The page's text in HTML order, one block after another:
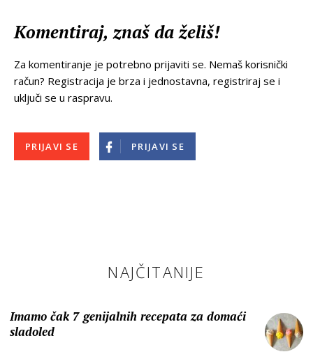
Komentiraj, znaš da želiš!
Za komentiranje je potrebno prijaviti se. Nemaš korisnički
račun? Registracija je brza i jednostavna, registriraj se i
uključi se u raspravu.
PRIJAVI SE PRIJAVI SE
NAJČITANIJE
Imamo čak 7 genijalnih recepata za domaći
sladoled